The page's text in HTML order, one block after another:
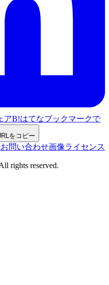
アB!はてなブックマークで
をコピー
お問い合わせ画像ライセンス
rights reserved.